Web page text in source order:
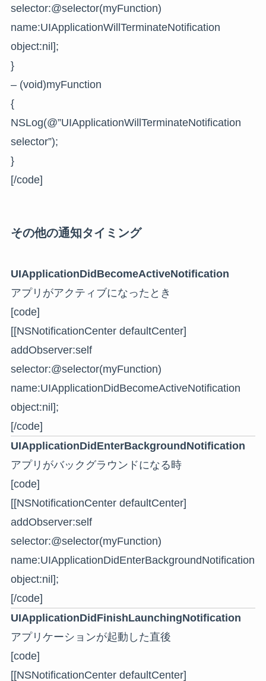
selector:@selector(myFunction)
name:UIApplicationWillTerminateNotification
object:nil];
}
– (void)myFunction
{
NSLog(@”UIApplicationWillTerminateNotification
selector”);
}
[/code]
その他の通知タイミング
UIApplicationDidBecomeActiveNotification
アプリがアクティブになったとき
[code]
[[NSNotificationCenter defaultCenter]
addObserver:self
selector:@selector(myFunction)
name:UIApplicationDidBecomeActiveNotification
object:nil];
[/code]
UIApplicationDidEnterBackgroundNotification
アプリがバックグラウンドになる時
[code]
[[NSNotificationCenter defaultCenter]
addObserver:self
selector:@selector(myFunction)
name:UIApplicationDidEnterBackgroundNotification
object:nil];
[/code]
UIApplicationDidFinishLaunchingNotification
アプリケーションが起動した直後
[code]
[[NSNotificationCenter defaultCenter]